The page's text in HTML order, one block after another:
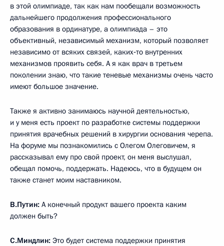
в этой олимпиаде, так как нам пообещали возможность
дальнейшего продолжения профессионального
образования в ординатуре, а олимпиада – это
объективный, независимый механизм, который позволяет
независимо от всяких связей, каких‑то внутренних
механизмов проявить себя. А я как врач в третьем
поколении знаю, что такие теневые механизмы очень часто
имеют большое значение.
Также я активно занимаюсь научной деятельностью,
и у меня есть проект по разработке системы поддержки
принятия врачебных решений в хирургии основания черепа.
На форуме мы познакомились с Олегом Олеговичем, я
рассказывал ему про свой проект, он меня выслушал,
обещал помочь, поддержать. Надеюсь, что в будущем он
также станет моим наставником.
В.Путин: А конечный продукт вашего проекта каким
должен быть?
С.Миндлин: Это будет система поддержки принятия